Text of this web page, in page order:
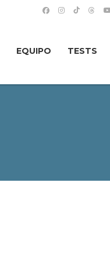
EQUIPO TESTS